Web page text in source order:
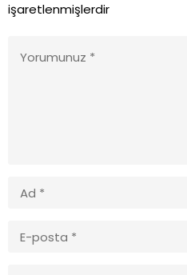
işaretlenmişlerdir